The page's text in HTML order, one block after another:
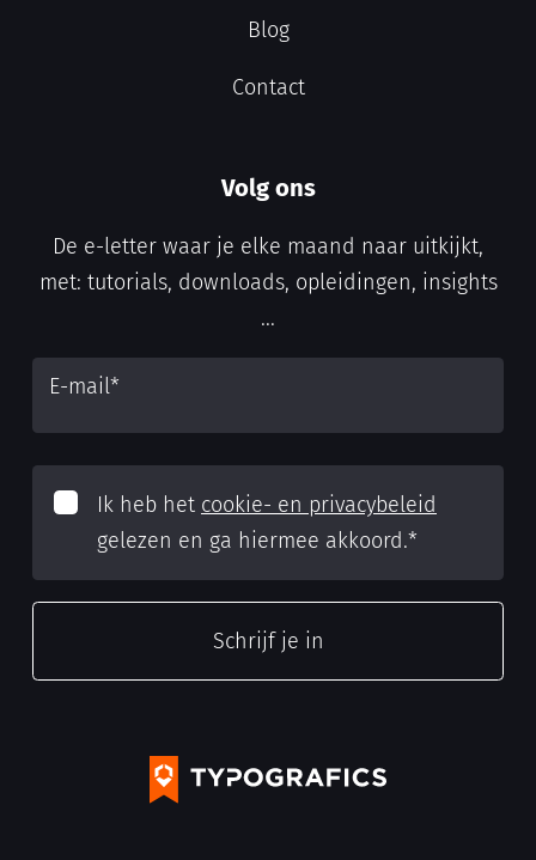
Blog
Contact
Volg ons
De e-letter waar je elke maand naar uitkijkt,
met: tutorials, downloads, opleidingen, insights
...
E-mail*
Ik heb het cookie- en privacybeleid
gelezen en ga hiermee akkoord.*